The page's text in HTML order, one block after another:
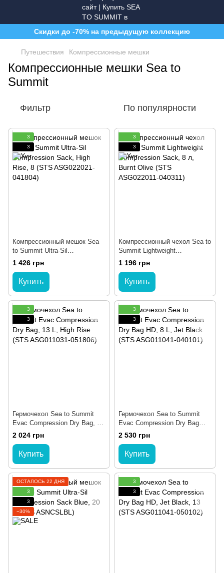
Скидки до -70% на предыдущую коллекцию
Путешествия Компрессионные мешки
Компрессионные мешки Sea to
Summit
Фильтр По популярности
3
3
Компрессионный мешок Sea
to Summit Ultra-Sil
Compression Sack, High Rise,
8 (STS ASG022021-041804)
1 426 грн
Купить
3
3
Компрессионный чехол Sea to
Summit Lightweight
Compression Sack, 8 л, Burnt
Olive (STS ASG022011-040311)
1 196 грн
Купить
3
3
Гермочехол Sea to Summit
Evac Compression Dry Bag, 13
L, High Rise (STS ASG011031-
2 024 грн
Купить
3
3
Гермочехол Sea to Summit
Evac Compression Dry Bag
HD, 8 L, Jet Black (STS
ASG011041-040101)
2 530 грн
Купить
ОСТАЛОСЬ 22 ДНЯ
3
3
−30%
3
3